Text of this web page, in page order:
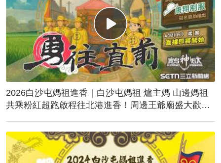
2026白沙屯媽祖進香｜白沙屯媽祖 爐主媽 山邊媽祖
共乘粉紅超跑啟程往北港進香！周邊王爺廟盛大歡